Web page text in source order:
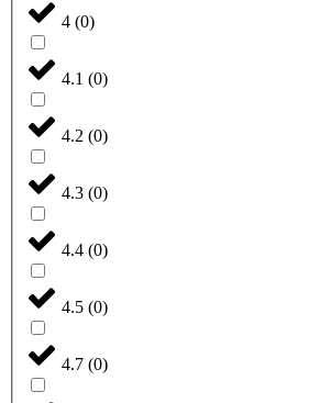
4 (0)
4.1 (0)
4.2 (0)
4.3 (0)
4.4 (0)
4.5 (0)
4.7 (0)